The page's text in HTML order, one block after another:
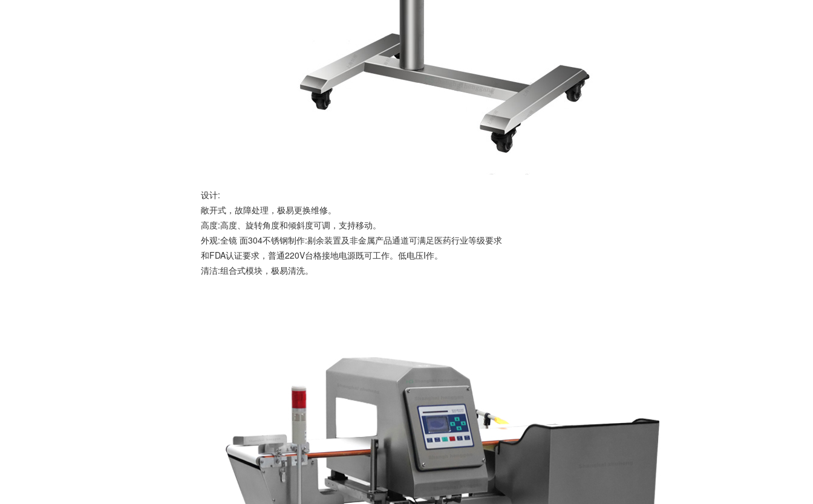
设计:
敞开式，故障处理，极易更换维修。
高度:高度、旋转角度和倾斜度可调，支持移动。
外观:全镜 面304不锈钢制作:剔余装置及非金属产品通道可满足医药行业等级要求
和FDA认证要求，普通220V台格接地电源既可工作。低电压I作。
清洁:组合式模块，极易清洗。